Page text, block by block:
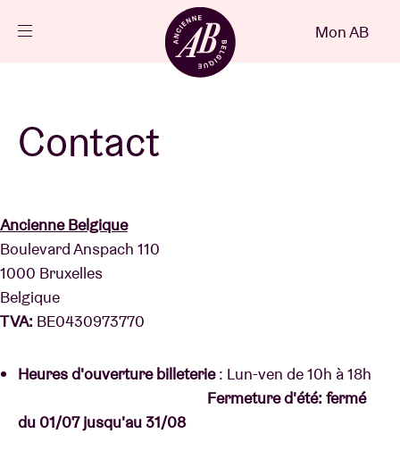
FR
Projets
Actualités
Infos visiteurs
AB ❤ you
Mon AB
Contact
Ancienne Belgique
Boulevard Anspach 110
1000 Bruxelles
Belgique
TVA: BE0430973770
Heures d'ouverture billeterie: Lun-ven de 10h à 18h
Fermeture d'été: fermé
du 01/07 jusqu'au 31/08